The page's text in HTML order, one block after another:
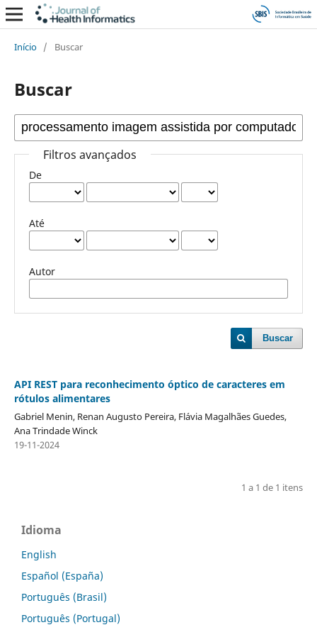
Início / Buscar
Buscar
Filtros avançados
De
Até
Autor
Buscar
API REST para reconhecimento óptico de caracteres em
rótulos alimentares
Gabriel Menin, Renan Augusto Pereira, Flávia Magalhães Guedes,
Ana Trindade Winck
19-11-2024
1 a 1 de 1 itens
Idioma
English
Español (España)
Português (Brasil)
Português (Portugal)